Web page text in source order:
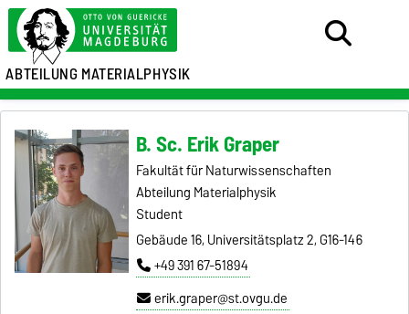
ABTEILUNG MATERIALPHYSIK
B. Sc. Erik Graper
Fakultät für Naturwissenschaften
Abteilung Materialphysik
Student
Gebäude 16, Universitätsplatz 2, G16-146
+49 391 67-51894
erik.graper@st.ovgu.de